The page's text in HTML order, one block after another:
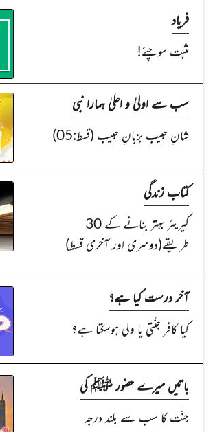
فریاد
مثبت سوچئے!
سب سے اولیٰ و اعلیٰ ہمارا نبی
شانِ حبیب بزبانِ حبیب (قسط:05)
کتاب زندگی
کیریئر بہتر بنانے کے 30
طریقے(دوسری اور آخری قسط)
آخر درست کیا ہے؟
کیا کافر جنّتی یا ولی ہوسکتا ہے؟
باتیں میرے حضور ﷺ کی
جنّت کا سب سے بلند درجہ